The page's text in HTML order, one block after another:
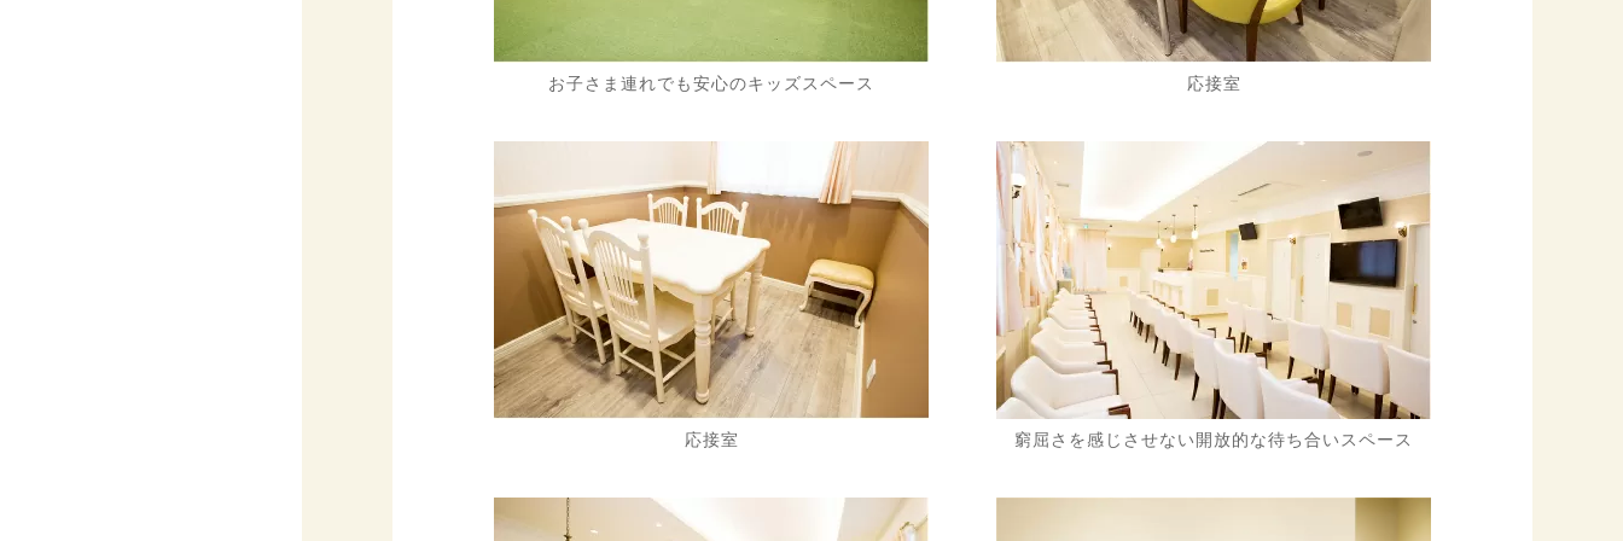
お子さま連れでも安心のキッズスペース 応接室
応接室 窮屈さを感じさせない開放的な待ち合いスペース